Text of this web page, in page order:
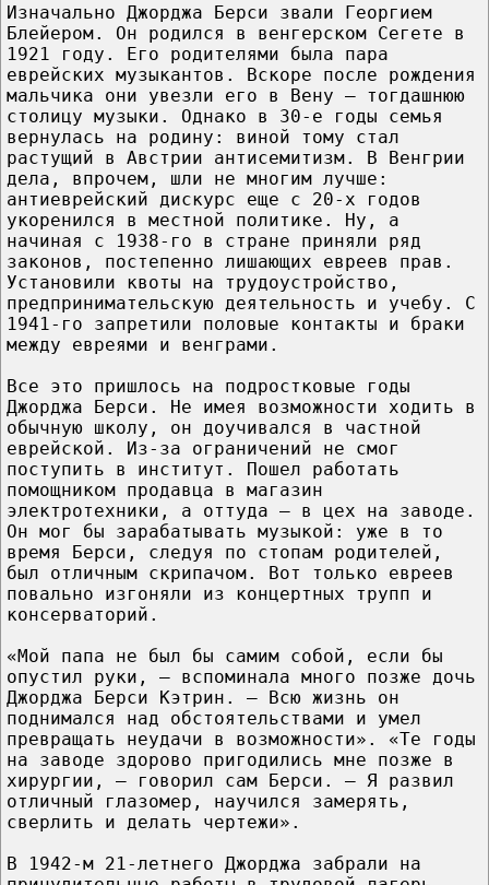
Изначально Джорджа Берси звали Георгием
Блейером. Он родился в венгерском Сегете в
1921 году. Его родителями была пара
еврейских музыкантов. Вскоре после рождения
мальчика они увезли его в Вену – тогдашнюю
столицу музыки. Однако в 30-е годы семья
вернулась на родину: виной тому стал
растущий в Австрии антисемитизм. В Венгрии
дела, впрочем, шли не многим лучше:
антиеврейский дискурс еще с 20-х годов
укоренился в местной политике. Ну, а
начиная с 1938-го в стране приняли ряд
законов, постепенно лишающих евреев прав.
Установили квоты на трудоустройство,
предпринимательскую деятельность и учебу. С
1941-го запретили половые контакты и браки
между евреями и венграми.
Все это пришлось на подростковые годы
Джорджа Берси. Не имея возможности ходить в
обычную школу, он доучивался в частной
еврейской. Из-за ограничений не смог
поступить в институт. Пошел работать
помощником продавца в магазин
электротехники, а оттуда – в цех на заводе.
Он мог бы зарабатывать музыкой: уже в то
время Берси, следуя по стопам родителей,
был отличным скрипачом. Вот только евреев
повально изгоняли из концертных трупп и
консерваторий.
«Мой папа не был бы самим собой, если бы
опустил руки, – вспоминала много позже дочь
Джорджа Берси Кэтрин. – Всю жизнь он
поднимался над обстоятельствами и умел
превращать неудачи в возможности». «Те годы
на заводе здорово пригодились мне позже в
хирургии, – говорил сам Берси. – Я развил
отличный глазомер, научился замерять,
сверлить и делать чертежи».
В 1942-м 21-летнего Джорджа забрали на